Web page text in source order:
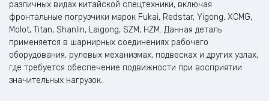
различных видах китайской спецтехники, включая
фронтальные погрузчики марок Fukai, Redstar, Yigong, XCMG,
Molot, Titan, Shanlin, Laigong, SZM, HZM. Данная деталь
применяется в шарнирных соединениях рабочего
оборудования, рулевых механизмах, подвесках и других узлах,
где требуется обеспечение подвижности при восприятии
значительных нагрузок.